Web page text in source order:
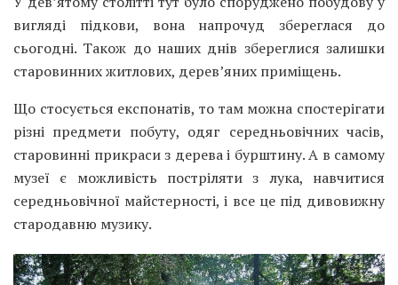
вигляді підкови, вона напрочуд збереглася до
сьогодні. Також до наших днів збереглися залишки
старовинних житлових, дерев’яних приміщень.
Що стосується експонатів, то там можна спостерігати
різні предмети побуту, одяг середньовічних часів,
старовинні прикраси з дерева і бурштину. А в самому
музеї є можливість постріляти з лука, навчитися
середньовічної майстерності, і все це під дивовижну
стародавню музику.